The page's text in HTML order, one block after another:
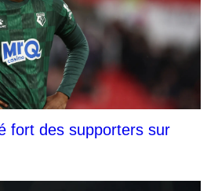
fort des supporters sur